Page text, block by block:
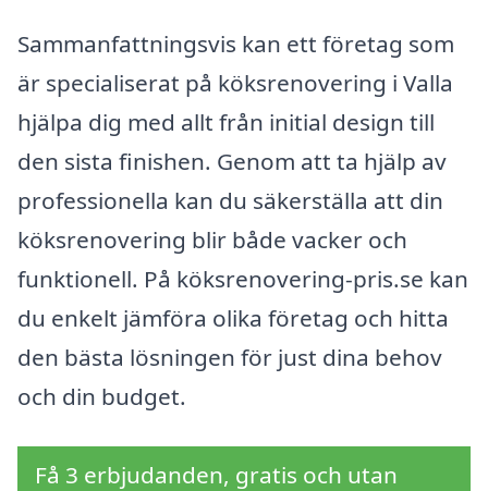
Sammanfattningsvis kan ett företag som
är specialiserat på köksrenovering i Valla
hjälpa dig med allt från initial design till
den sista finishen. Genom att ta hjälp av
professionella kan du säkerställa att din
köksrenovering blir både vacker och
funktionell. På köksrenovering-pris.se kan
du enkelt jämföra olika företag och hitta
den bästa lösningen för just dina behov
och din budget.
Få 3 erbjudanden, gratis och utan